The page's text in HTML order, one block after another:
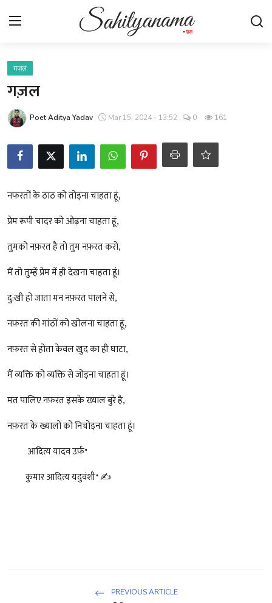
स्वतंत्रता सेनानी
साहित्य समाचार
होम
कहानी
कविता
आलेख
शख्सियत
यात्रावृत्तांत
उपन्यास
सिनेमा
शायरी
ग़ज़ल
गज़ल
Poet Aditya Yadav Mar 15, 2024 - 13:52 0 161
नफरतों के ठाठ को तोड़ना चाहता हूं,
प्रेम रूपी चादर को ओढ़ना चाहता हूं,
तुमको नफ़रत है तो तुम नफ़रत करो,
मैं तो तुम्हें प्रेम में ही देखना चाहता हूं।
दु:खी हो जाता मन नफ़रत पालने से,
नफ़रत की गांठों को खोलना चाहता हूं,
नफ़रत से होता केवल खुद का ही घाटा,
मैं व्यक्ति को व्यक्ति से जोड़ना चाहता हूं।
मत पालिए नफ़रत इसके ख्याल बुरे है,
नफ़रत के ख्यालों को निचोड़ना चाहता हूं।
आदित्य यादव उर्फ़"
कुमार आदित्य यदुवंशी" ✍️
PREVIOUS ARTICLE